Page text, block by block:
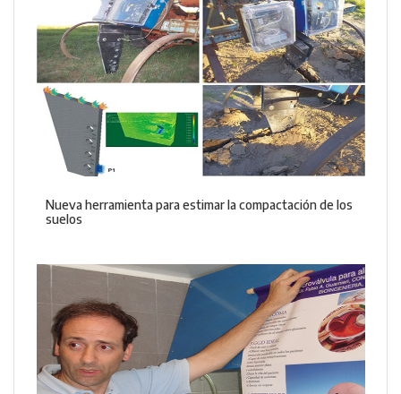
Nueva herramienta para estimar la compactación de los
suelos